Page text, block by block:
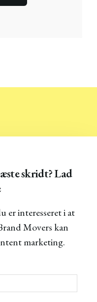
skridt? Lad
er interesseret i at
Movers kan
marketing.